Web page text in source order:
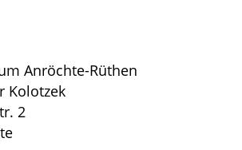
Anröchte-Rüthen
Kolotzek
2